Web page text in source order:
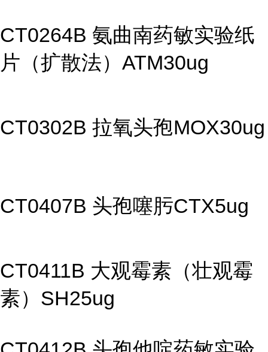
CT0264B 氨曲南药敏实验纸
片（扩散法）ATM30ug
CT0302B 拉氧头孢MOX30ug
CT0407B 头孢噻肟CTX5ug
CT0411B 大观霉素（壮观霉
素）SH25ug